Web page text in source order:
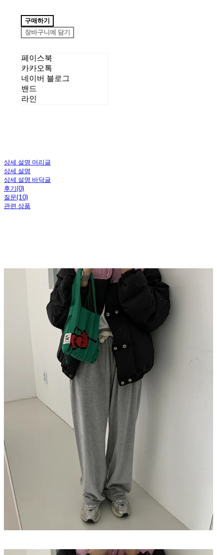
구매하기
장바구니에 담기
페이스북
카카오톡
네이버 블로그
밴드
라인
상세 설명 머리글
상세 설명
상세 설명 바닥글
후기(0)
질문(10)
관련 상품